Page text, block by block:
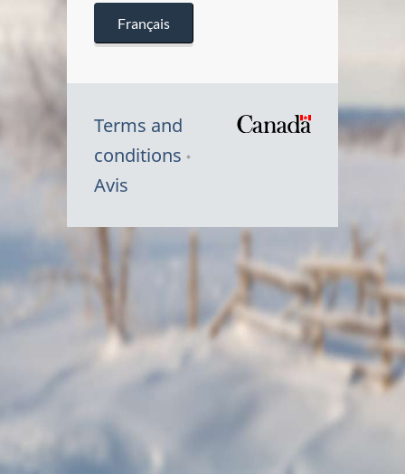
Français
Terms and
conditions
Avis
Symbole
Canada